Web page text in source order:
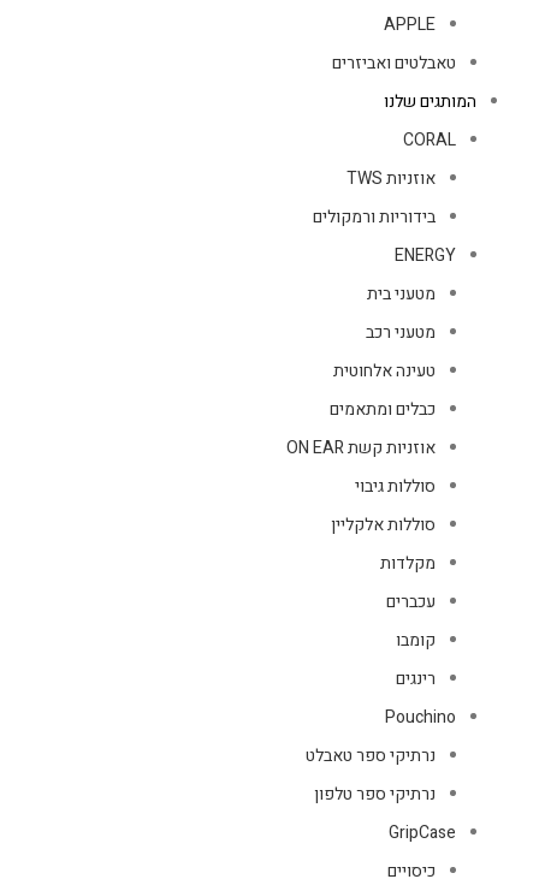
APPLE
טאבלטים ואביזרים
המותגים שלנו
CORAL
אוזניות TWS
בידוריות ורמקולים
ENERGY
מטעני בית
מטעני רכב
טעינה אלחוטית
כבלים ומתאמים
אוזניות קשת ON EAR
סוללות גיבוי
סוללות אלקליין
מקלדות
עכברים
קומבו
רינגים
Pouchino
נרתיקי ספר טאבלט
נרתיקי ספר טלפון
GripCase
כיסויים